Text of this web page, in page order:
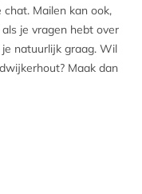
Mailen kan ook,
je vragen hebt over
natuurlijk graag. Wil
Maak dan